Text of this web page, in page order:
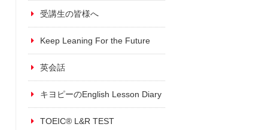
受講生の皆様へ
Keep Leaning For the Future
英会話
キヨピーのEnglish Lesson Diary
TOEIC® L&R TEST